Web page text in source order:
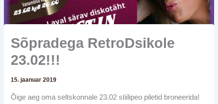
Sõpradega RetroDsikole
23.02!!!
15. jaanuar 2019
Õige aeg oma seltskonnale 23.02 stiilipeo piletid broneerida!